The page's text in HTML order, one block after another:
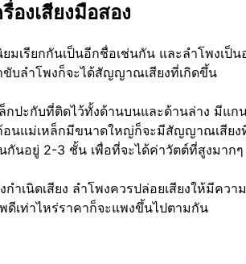
องเสียงมือสอง
เรียกกันเป็นอีกชื่อเช่นกัน และลำโพง
ขับลำโพงก็จะได้สัญญาณเสียงที่เกิดขึ้น
ปะกับที่ติดไว้ทั้งด้านบนและด้านล่าง มีแ
นแม่เหล็กมีขนาดใหญ่ก็จะมีสัญญาณเสีย
นอยู่ 2-3 ชั้น เพื่อที่จะได้ค่าวัตต์ที่สูงมากๆ
เนิดเสียง ลำโพงควรปล่อยเสียงให้มีคว
เท่าไหร่ราคาก็จะแพงขึ้นไปตามกัน